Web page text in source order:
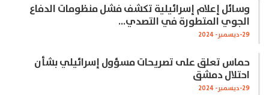
وسائل إعلام إسرائيلية تكشف فشل منظومات الدفاع
الجوي المتطورة في التصدي…
29-ديسمبر- 2024
حماس تعلق على تصريحات مسؤول إسرائيلي بشأن
احتلال دمشق
29-ديسمبر- 2024